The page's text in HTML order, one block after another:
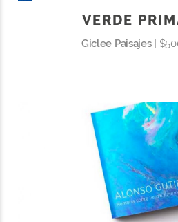
VERDE
Giclee Paisajes |